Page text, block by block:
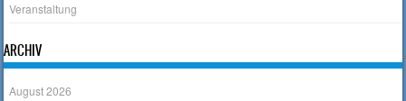
Veranstaltung
ARCHIV
August 2026